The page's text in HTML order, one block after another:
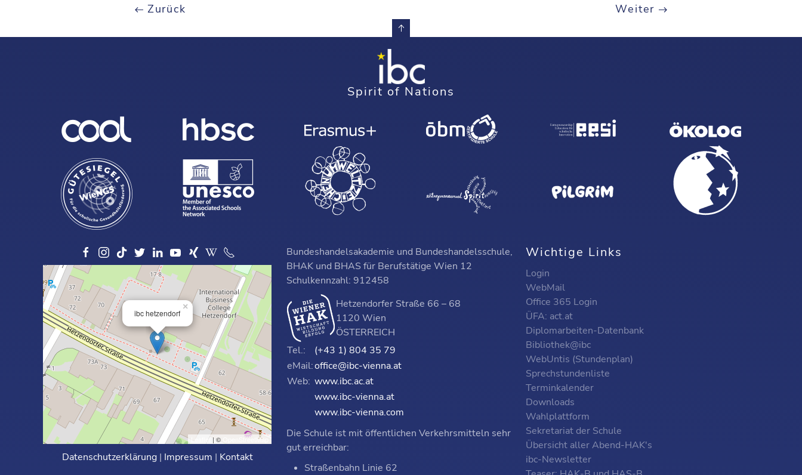
Zurück Weiter
Spirit of Nations
ibc hetzendorf
×
Leaflet | © OpenStreetMap
Datenschutzerklärung| Impressum | Kontakt
Bundeshandelsakademie und Bundeshandelsschule,
BHAK und BHAS für Berufstätige Wien 12
Schulkennzahl: 912458
Hetzendorfer Straße 66 – 68
1120 Wien
ÖSTERREICH
Tel.:
(+43 1) 804 35 79
eMail:office@ibc-vienna.at
Web: www.ibc.ac.at
www.ibc-vienna.at
www.ibc-vienna.com
Die Schule ist mit öffentlichen Verkehrsmitteln sehr
gut erreichbar:
Straßenbahn Linie 62
Wichtige Links
Login
WebMail
Office 365 Login
ÜFA: act.at
Diplomarbeiten-Datenbank
Bibliothek@ibc
WebUntis (Stundenplan)
Sprechstundenliste
Terminkalender
Downloads
Wahlplattform
Sekretariat der Schule
Übersicht aller Abend-HAK's
ibc-Newsletter